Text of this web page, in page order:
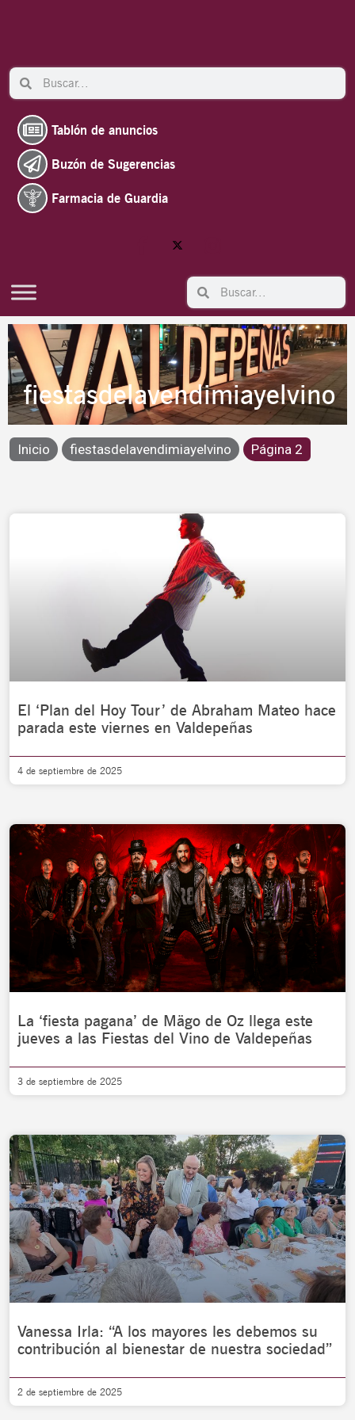
Search Search
Tablón de anuncios
Buzón de Sugerencias
Farmacia de Guardia
Search Search
fiestasdelavendimiayelvino
Inicio fiestasdelavendimiayelvino Página 2
El ‘Plan del Hoy Tour’ de Abraham Mateo hace
parada este viernes en Valdepeñas
4 de septiembre de 2025
La ‘fiesta pagana’ de Mägo de Oz llega este
jueves a las Fiestas del Vino de Valdepeñas
3 de septiembre de 2025
Vanessa Irla: “A los mayores les debemos su
contribución al bienestar de nuestra sociedad”
2 de septiembre de 2025